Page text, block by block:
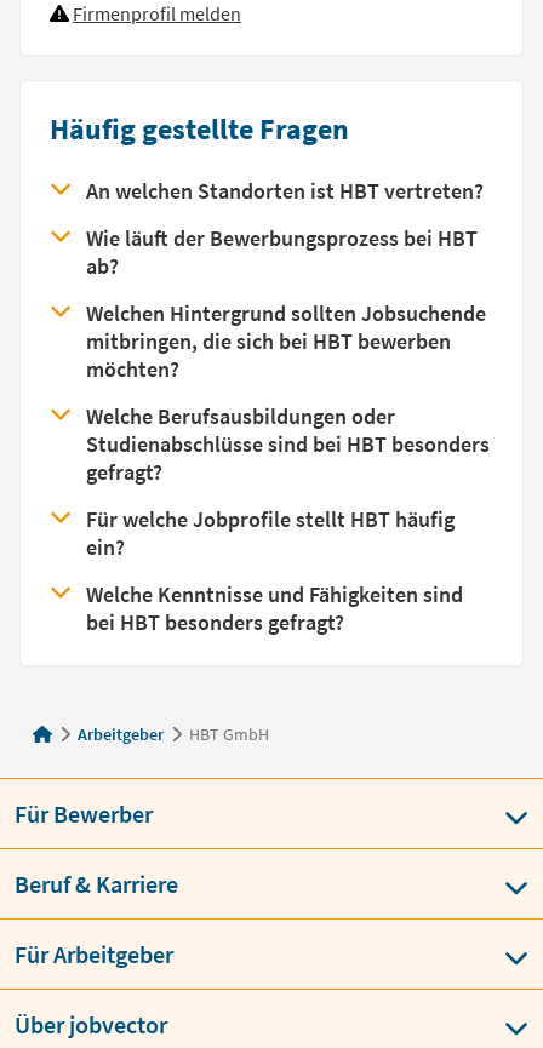
Firmenprofil melden
Häufig gestellte Fragen
An welchen Standorten ist HBT vertreten?
Wie läuft der Bewerbungsprozess bei HBT
ab?
Welchen Hintergrund sollten Jobsuchende
mitbringen, die sich bei HBT bewerben
möchten?
Welche Berufsausbildungen oder
Studienabschlüsse sind bei HBT besonders
gefragt?
Für welche Jobprofile stellt HBT häufig
ein?
Welche Kenntnisse und Fähigkeiten sind
bei HBT besonders gefragt?
Arbeitgeber HBT GmbH
Für Bewerber
Beruf & Karriere
Für Arbeitgeber
Über jobvector